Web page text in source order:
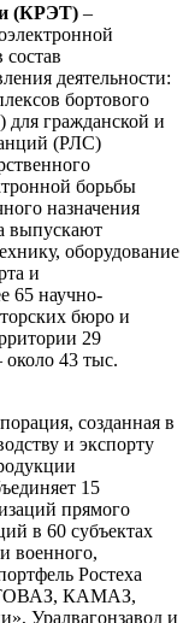
(КРЭТ) –
деятельности:
бортового
для гражданской и
(РЛС)
борьбы
назначения
выпускают
оборудование
и
65 научно-
бюро и
29
около 43 тыс.
созданная в
и экспорту
15
прямого
в 60 субъектах
военного,
Ростеха
КАМАЗ,
Уралвагонзавод и